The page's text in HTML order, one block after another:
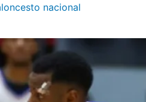
nacional